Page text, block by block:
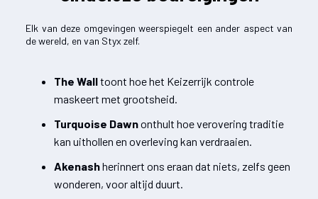
Elk van deze omgevingen weerspiegelt een ander aspect van
de wereld, en van Styx zelf.
The Walltoont hoe het Keizerrijk controle
maskeert met grootsheid.
Turquoise Dawnonthult hoe verovering traditie
kan uithollen en overleving kan verdraaien.
Akenashherinnert ons eraan dat niets, zelfs geen
wonderen, voor altijd duurt.